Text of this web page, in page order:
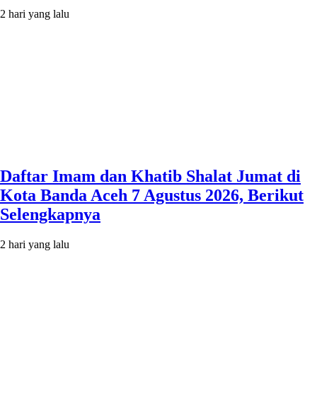
2 hari yang lalu
Daftar Imam dan Khatib Shalat Jumat di
Kota Banda Aceh 7 Agustus 2026, Berikut
Selengkapnya
2 hari yang lalu